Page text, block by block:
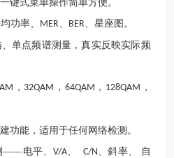
键式菜单操作简单方便。
功率、 MER BER 、星座图。
单点频谱测量，真实反映实际频
， 32QAM ， 64QAM ， 128QAM ，
功能，适用于任何网络检测。
——电平、 V/A、 C/N 、斜率、 自